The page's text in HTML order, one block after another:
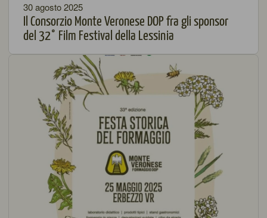
30 agosto 2025
Il Consorzio Monte Veronese DOP fra gli sponsor
del 32° Film Festival della Lessinia